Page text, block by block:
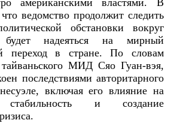
американскими властями. В
ведомство продолжит следить
обстановки вокруг
надеяться на мирный
переход в стране. По словам
тайваньского МИД Сяо Гуан-вэя,
последствиями авторитарного
включая его влияние на
стабильность и создание